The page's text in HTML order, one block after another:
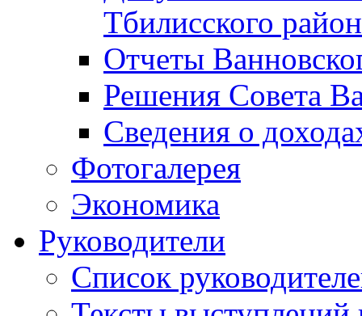
Тбилисского
Отчеты
Решения Совета
Сведения о
Фотогалерея
Экономика
Руководители
Список